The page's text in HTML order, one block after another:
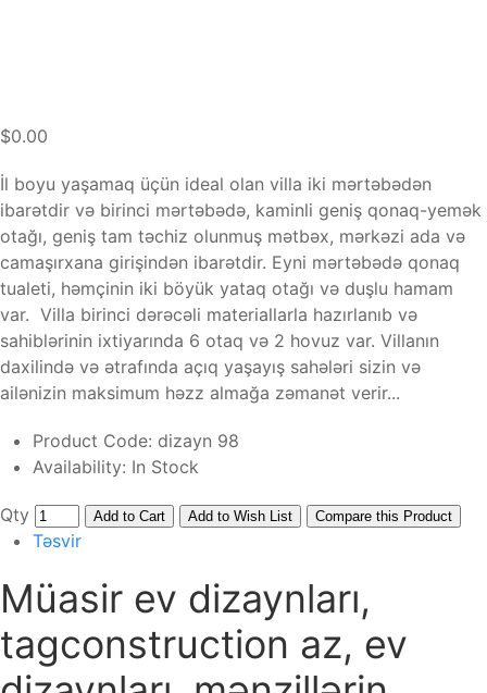
$0.00
İl boyu yaşamaq üçün ideal olan villa iki mərtəbədən
ibarətdir və birinci mərtəbədə, kaminli geniş qonaq-yemək
otağı, geniş tam təchiz olunmuş mətbəx, mərkəzi ada və
camaşırxana girişindən ibarətdir. Eyni mərtəbədə qonaq
tualeti, həmçinin iki böyük yataq otağı və duşlu hamam
var. Villa birinci dərəcəli materiallarla hazırlanıb və
sahiblərinin ixtiyarında 6 otaq və 2 hovuz var. Villanın
daxilində və ətrafında açıq yaşayış sahələri sizin və
ailənizin maksimum həzz almağa zəmanət verir...
Product Code: dizayn 98
Availability: In Stock
Qty Add to Cart Add to Wish List Compare this Product
Təsvir
Müasir ev dizaynları,
tagconstruction az, ev